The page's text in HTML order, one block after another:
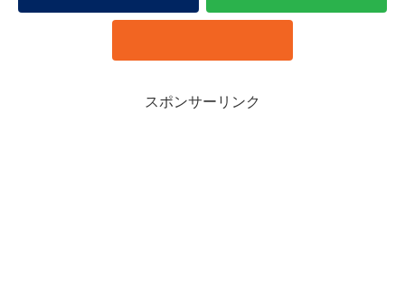
スポンサーリンク